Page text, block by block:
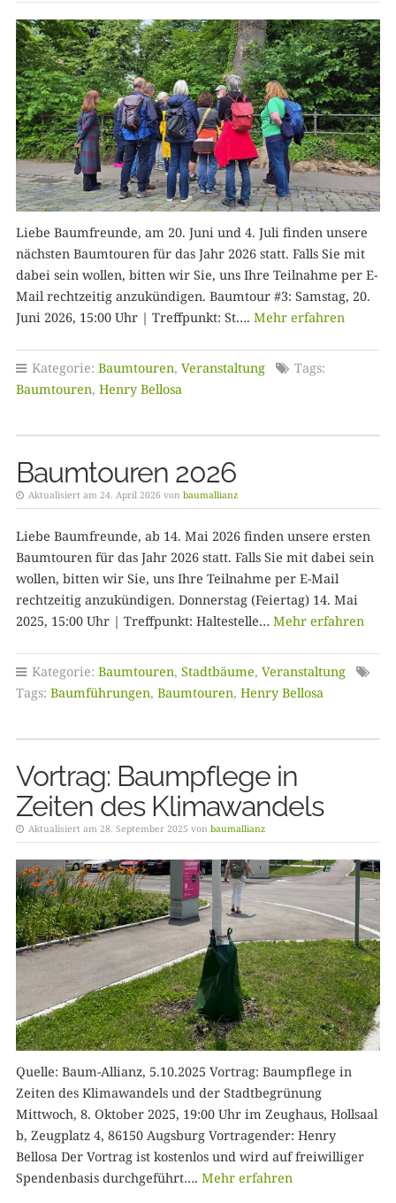
Liebe Baumfreunde, am 20. Juni und 4. Juli finden unsere
nächsten Baumtouren für das Jahr 2026 statt. Falls Sie mit
dabei sein wollen, bitten wir Sie, uns Ihre Teilnahme per E-
Mail rechtzeitig anzukündigen. Baumtour #3: Samstag, 20.
Juni 2026, 15:00 Uhr | Treffpunkt: St…. Mehr erfahren
Kategorie: Baumtouren, Veranstaltung
Tags:
Baumtouren, Henry Bellosa
Baumtouren 2026
Aktualisiert am 24. April 2026 von baumallianz
Liebe Baumfreunde, ab 14. Mai 2026 finden unsere ersten
Baumtouren für das Jahr 2026 statt. Falls Sie mit dabei sein
wollen, bitten wir Sie, uns Ihre Teilnahme per E-Mail
rechtzeitig anzukündigen. Donnerstag (Feiertag) 14. Mai
2025, 15:00 Uhr | Treffpunkt: Haltestelle… Mehr erfahren
Kategorie: Baumtouren, Stadtbäume, Veranstaltung
Tags: Baumführungen, Baumtouren, Henry Bellosa
Vortrag: Baumpflege in
Zeiten des Klimawandels
Aktualisiert am 28. September 2025 von baumallianz
Quelle: Baum-Allianz, 5.10.2025 Vortrag: Baumpflege in
Zeiten des Klimawandels und der Stadtbegrünung
Mittwoch, 8. Oktober 2025, 19:00 Uhr im Zeughaus, Hollsaal
b, Zeugplatz 4, 86150 Augsburg Vortragender: Henry
Bellosa Der Vortrag ist kostenlos und wird auf freiwilliger
Spendenbasis durchgeführt…. Mehr erfahren